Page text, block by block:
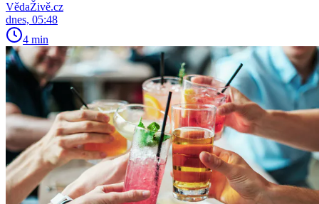
VědaŽivě.cz
dnes, 05:48
4 min